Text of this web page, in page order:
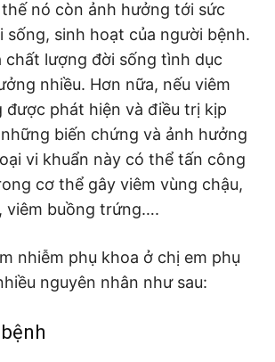
nó còn ảnh hưởng tới sức
sống, sinh hoạt của người bệnh.
chất lượng đời sống tình dục
nhiều. Hơn nữa, nếu viêm
được phát hiện và điều trị kịp
biến chứng và ảnh hưởng
vi khuẩn này có thể tấn công
cơ thể gây viêm vùng chậu,
viêm buồng trứng….
nhiễm phụ khoa ở chị em phụ
nguyên nhân như sau: